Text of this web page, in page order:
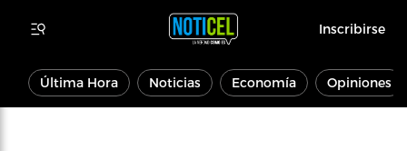
Inscribirse
Última Hora Noticias Economía Opiniones